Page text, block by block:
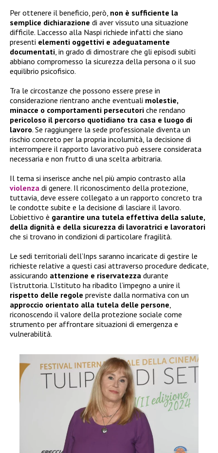
Per ottenere il beneficio, però, non è sufficiente la
semplice dichiarazione di aver vissuto una situazione
difficile. L’accesso alla Naspi richiede infatti che siano
presenti elementi oggettivi e adeguatamente
documentati, in grado di dimostrare che gli episodi subiti
abbiano compromesso la sicurezza della persona o il suo
equilibrio psicofisico.
Tra le circostanze che possono essere prese in
considerazione rientrano anche eventuali molestie,
minacce o comportamenti persecutori che rendano
pericoloso il percorso quotidiano tra casa e luogo di
lavoro. Se raggiungere la sede professionale diventa un
rischio concreto per la propria incolumità, la decisione di
interrompere il rapporto lavorativo può essere considerata
necessaria e non frutto di una scelta arbitraria.
Il tema si inserisce anche nel più ampio contrasto alla
violenza di genere. Il riconoscimento della protezione,
tuttavia, deve essere collegato a un rapporto concreto tra
le condotte subite e la decisione di lasciare il lavoro.
L’obiettivo è garantire una tutela effettiva della salute,
della dignità e della sicurezza di lavoratrici e lavoratori
che si trovano in condizioni di particolare fragilità.
Le sedi territoriali dell’Inps saranno incaricate di gestire le
richieste relative a questi casi attraverso procedure dedicate,
assicurando attenzione e riservatezza durante
l’istruttoria. L’Istituto ha ribadito l’impegno a unire il
rispetto delle regole previste dalla normativa con un
approccio orientato alla tutela delle persone,
riconoscendo il valore della protezione sociale come
strumento per affrontare situazioni di emergenza e
vulnerabilità.